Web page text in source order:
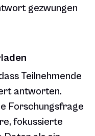
gezwungen
Teilnehmende
antworten.
Forschungsfrage
fokussierte